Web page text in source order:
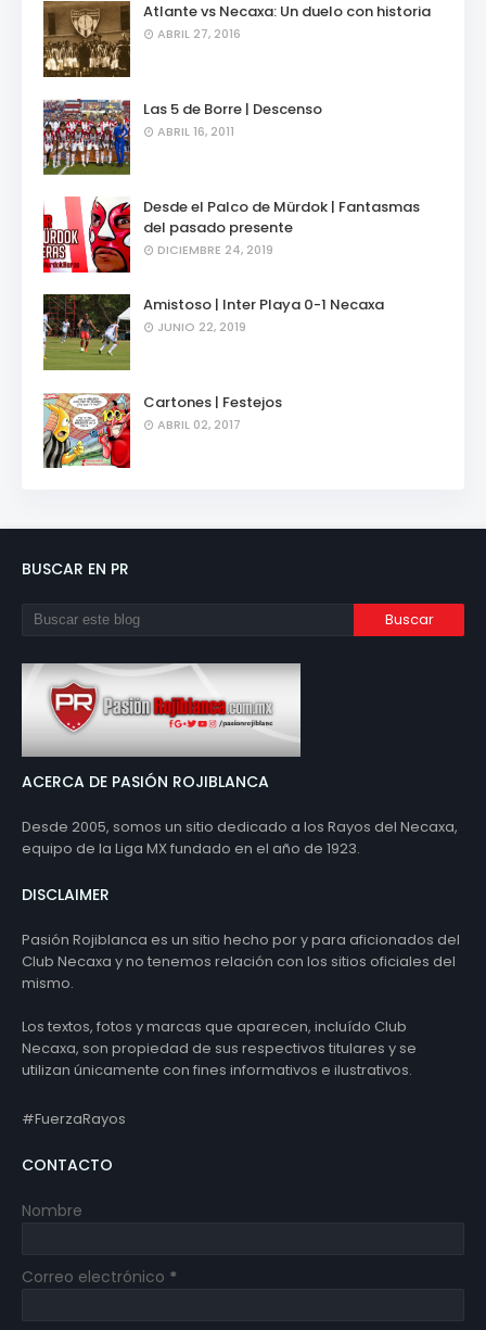
Atlante vs Necaxa: Un duelo con historia
ABRIL 27, 2016
Las 5 de Borre | Descenso
ABRIL 16, 2011
Desde el Palco de Mürdok | Fantasmas
del pasado presente
DICIEMBRE 24, 2019
Amistoso | Inter Playa 0-1 Necaxa
JUNIO 22, 2019
Cartones | Festejos
ABRIL 02, 2017
BUSCAR EN PR
ACERCA DE PASIÓN ROJIBLANCA
Desde 2005, somos un sitio dedicado a los Rayos del Necaxa,
equipo de la Liga MX fundado en el año de 1923.
DISCLAIMER
Pasión Rojiblanca es un sitio hecho por y para aficionados del
Club Necaxa y no tenemos relación con los sitios oficiales del
mismo.
Los textos, fotos y marcas que aparecen, incluído Club
Necaxa, son propiedad de sus respectivos titulares y se
utilizan únicamente con fines informativos e ilustrativos.
#FuerzaRayos
CONTACTO
Nombre
Correo electrónico *